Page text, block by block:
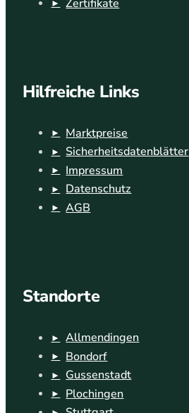
Zertifikate
Hilfreiche Links
Marktpreise
Sicherheitsdatenblätter
Impressum
Datenschutz
AGB
Standorte
Allmendingen
Bondorf
Gussenstadt
Plochingen